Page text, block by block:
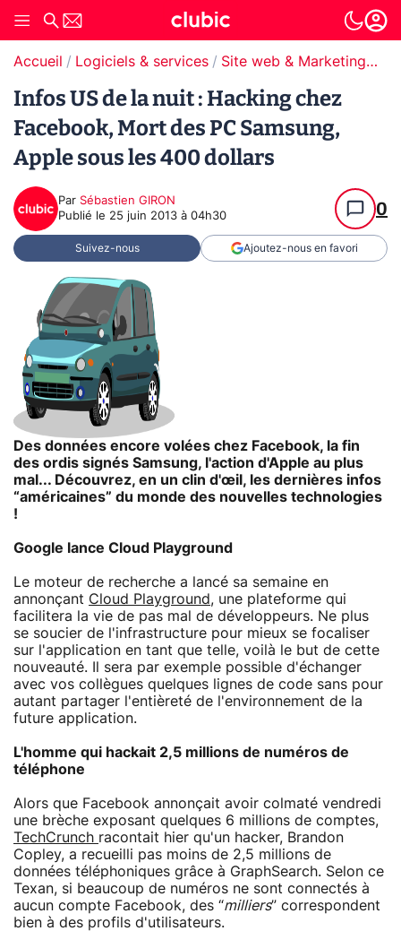
Accueil Logiciels & services Site web & Marketing Digital
Infos US de la nuit : Hacking chez
Facebook, Mort des PC Samsung,
Apple sous les 400 dollars
Par Sébastien GIRON
Publié le 25 juin 2013 à 04h30 0
Suivez-nous Ajoutez-nous en favori
Des données encore volées chez Facebook, la fin
des ordis signés Samsung, l'action d'Apple au plus
mal... Découvrez, en un clin d'œil, les dernières infos
“américaines” du monde des nouvelles technologies
!
Google lance Cloud Playground
Le moteur de recherche a lancé sa semaine en
annonçant Cloud Playground, une plateforme qui
facilitera la vie de pas mal de développeurs. Ne plus
se soucier de l'infrastructure pour mieux se focaliser
sur l'application en tant que telle, voilà le but de cette
nouveauté. Il sera par exemple possible d'échanger
avec vos collègues quelques lignes de code sans pour
autant partager l'entièreté de l'environnement de la
future application.
L'homme qui hackait 2,5 millions de numéros de
téléphone
Alors que Facebook annonçait avoir colmaté vendredi
une brèche exposant quelques 6 millions de comptes,
TechCrunch racontait hier qu'un hacker, Brandon
Copley, a recueilli pas moins de 2,5 millions de
données téléphoniques grâce à GraphSearch. Selon ce
Texan, si beaucoup de numéros ne sont connectés à
aucun compte Facebook, des “milliers” correspondent
bien à des profils d'utilisateurs.